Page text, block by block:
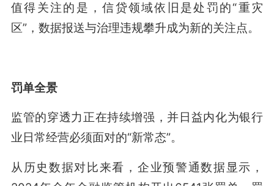
值得关注的是，信贷领域依旧是处罚的“重灾
区”，数据报送与治理违规攀升成为新的关注点。
罚单全景
监管的穿透力正在持续增强，并日益内化为银行
业日常经营必须面对的“新常态”。
从历史数据对比来看，企业预警通数据显示，